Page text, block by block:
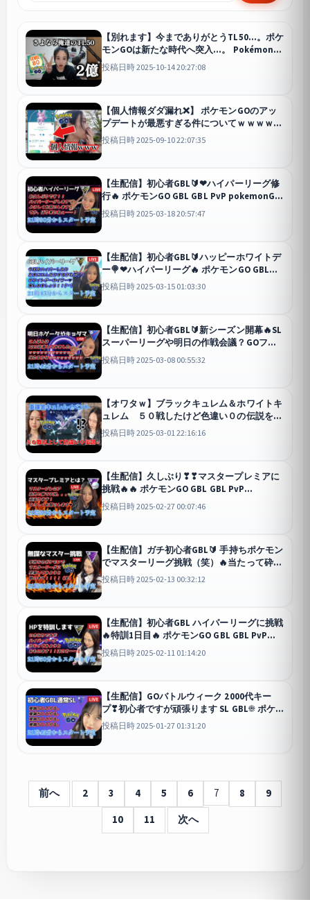
【別れます】今までありがとうTL50…。ポケ
モンGOは新たな時代へ突入…。 Pokémon
GO 포켓몬고wild area 2025
投稿日時 2025-10-14 20:27:08
【個人情報ダダ漏れ❌️】 ポケモンGOのアッ
プデートが最悪すぎる件についてｗｗｗｗ💦
パルキア補填 レイドアワー Pokémon GO
포켓몬고wild area 2025
投稿日時 2025-09-10 22:07:35
【生配信】初心者GBL🔰❤ハイパーリーグ修
行🔥 ポケモンGO GBL GBL PvP pokemonGO
Japan live 포켓몬고
GO
投稿日時 2025-03-18 20:57:47
【生配信】初心者GBL🔰ハッピーホワイトデ
ー🍭❤ハイパーリーグ🔥 ポケモンGO GBL
GBL PvP pokemonGO Japan live 포켓몬고
投稿日時 2025-03-15 01:03:30
【生配信】初心者GBL🔰新シーズン開幕🔥SL
スーパーリーグや明日の作戦会議？GOフェ
ス！！✨️💕 ポケモンGO GBL GBL PvP
pokemonGO Japan live 포켓몬고
投稿日時 2025-03-08 00:55:32
【オワタｗ】ブラックキュレム＆ホワイトキ
ュレム ５０戦したけど色違い０の伝説を作
る。。 ポケモンGO Pokémon GO 포켓몬고
投稿日時 2025-03-01 22:16:16
【生配信】久しぶり❣❣マスタープレミアに
挑戦🔥🔥 ポケモンGO GBL GBL PvP
pokemonGO Japan live 포켓몬고
投稿日時 2025-02-27 00:07:46
【生配信】ガチ初心者GBL🔰 手持ちポケモン
でマスターリーグ挑戦（笑）🔥当たって砕け
ろ🔥 ポケモンGO GBL GBL PvP pokemonGO
Japan live 포켓몬고 スーパーリーグ
投稿日時 2025-02-13 00:32:12
【生配信】初心者GBL ハイパーリーグに挑戦
🔥特訓1日目🔥 ポケモンGO GBL GBL PvP
pokemonGO Japan live 포켓몬고 スーパー
リーグ
投稿日時 2025-02-11 01:14:20
【生配信】GOバトルウィーク 2000代キー
プ❣初心者ですが頑張ります SL GBL☀ ポケモ
ンGO GBL GBL PvP pokemonGO Japan live
포켓몬고 スーパーリーグ
投稿日時 2025-01-27 01:31:20
前へ 2 3 4 5 6 7 8
9
10
11 次へ